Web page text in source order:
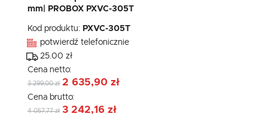
mm| PROBOX PXVC-305T
Kod produktu: PXVC-305T
potwierdź telefonicznie
25.00 zł
Cena netto:
3 299,00 zł 2 635,90 zł
Cena brutto:
4 057,77 zł 3 242,16 zł